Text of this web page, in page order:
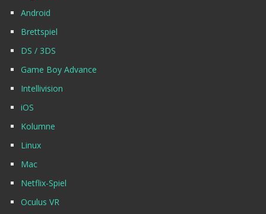
Android
Brettspiel
DS / 3DS
Game Boy Advance
Intellivision
iOS
Kolumne
Linux
Mac
Netflix-Spiel
Oculus VR